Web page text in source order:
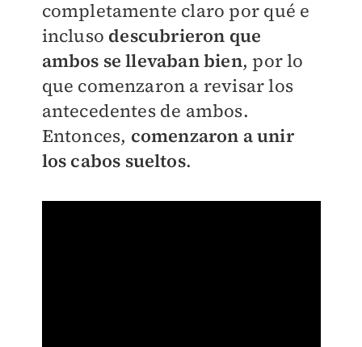
completamente claro por qué e
incluso descubrieron que
ambos se llevaban bien, por lo
que comenzaron a revisar los
antecedentes de ambos.
Entonces, comenzaron a unir
los cabos sueltos.